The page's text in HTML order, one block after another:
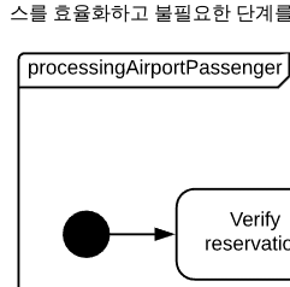
스를 효율화하고 불필요한 단계